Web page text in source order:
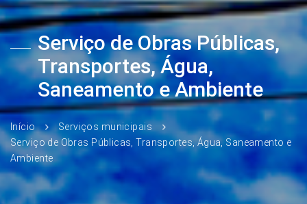
Serviço de Obras Públicas,
Transportes, Água,
Saneamento e Ambiente
Início
Serviços municipais
Serviço de Obras Públicas, Transportes, Água, Saneamento e
Ambiente